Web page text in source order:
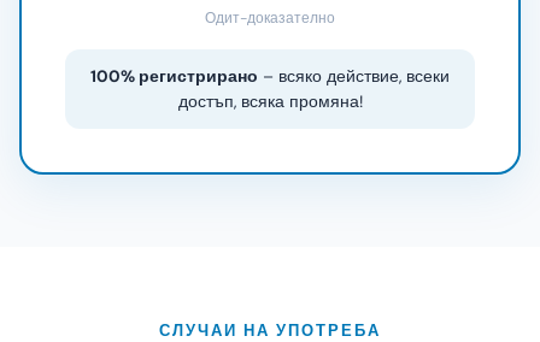
Одит-доказателно
100% регистрирано – всяко действие, всеки
достъп, всяка промяна!
СЛУЧАИ НА УПОТРЕБА